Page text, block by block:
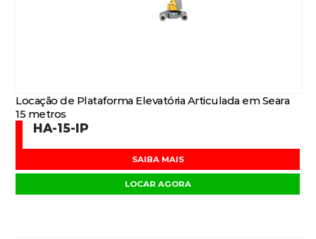
Locação de Plataforma Elevatória Articulada em Seara
15 metros
HA-15-IP
SAIBA MAIS
LOCAR AGORA